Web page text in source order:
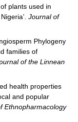
plants used in
Journal of
Phylogeny
families of
of the Linnean
health properties
and popular
Ethnopharmacology